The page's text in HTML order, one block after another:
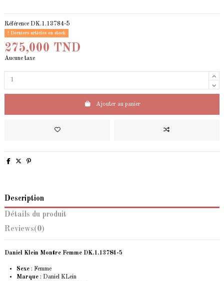
Référence DK.1.13784-5
Derniers articles en stock
275,000 TND
Aucune taxe
Ajouter au panier
Description
Détails du produit
Reviews(0)
Daniel Klein Montre Femme DK.1.13784-5
Sexe : Femme
Marque : Daniel KLein